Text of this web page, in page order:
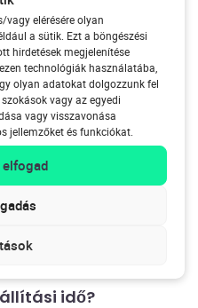
elérésére olyan
a sütik. Ezt a böngészési
hirdetések megjelenítése
technológiák használatába,
olyan adatokat dolgozzunk fel
vagy az egyedi
vagy visszavonása
jellemzőket és funkciókat.
kérdések.
Friday akció?
Friday
Monday). December 2-
ahogy általában.
idő?